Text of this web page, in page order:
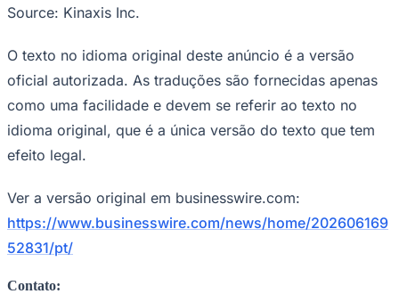
Source: Kinaxis Inc.
O texto no idioma original deste anúncio é a versão
oficial autorizada. As traduções são fornecidas apenas
como uma facilidade e devem se referir ao texto no
idioma original, que é a única versão do texto que tem
efeito legal.
Ver a versão original em businesswire.com:
https://www.businesswire.com/news/home/202606169
52831/pt/
Contato: